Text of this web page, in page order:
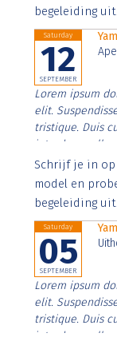
begeleiding
Saturday
12
SEPTEMBER
Lorem ipsum
elit.
tristique. Duis
interdum nulla,
Aenean
imperdiet.
Schrijf je in op
model en
begeleiding
Saturday
05
SEPTEMBER
Lorem ipsum
elit.
tristique. Duis
interdum nulla,